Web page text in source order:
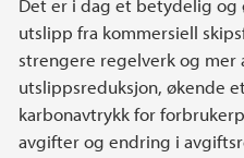
utslipp fra kommersiell
strengere regelverk og mer
utslippsreduksjon, økende
karbonavtrykk for
avgifter og endring i